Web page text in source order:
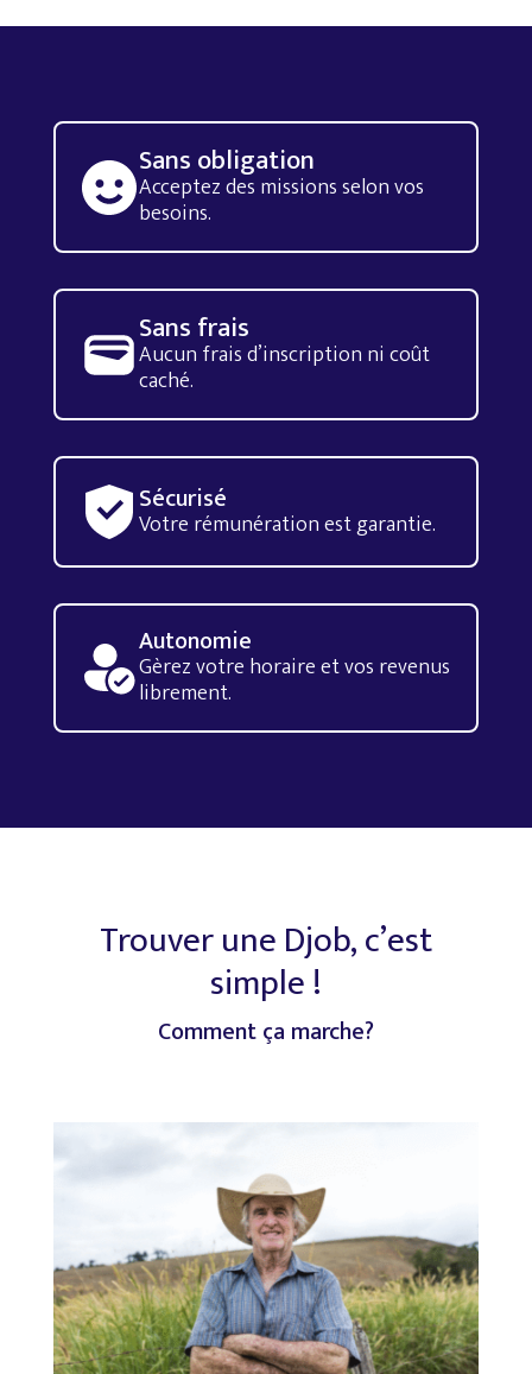
Sans obligation
Acceptez des missions selon vos
besoins.
Sans frais
Aucun frais d’inscription ni coût
caché.
Sécurisé
Votre rémunération est garantie.
Autonomie
Gèrez votre horaire et vos revenus
librement.
TrouveruneDjob,c’est
simple!
Commentça marche?